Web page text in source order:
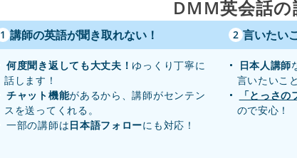
DMM英会話の
1 講師の英語が聞き取れない！
何度聞き返しても大丈夫！ ゆっくり丁寧に
話します！
チャット機能があるから、講師がセンテン
スを送ってくれる。
一部の講師は日本語フォローにも対応！
2 言いたい
日本人講師
言いたいこ
「とっさの
ので安心！